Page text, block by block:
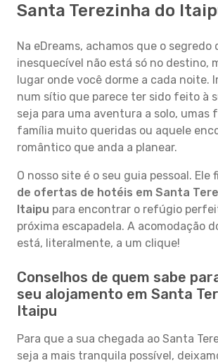
Santa Terezinha do
Na eDreams, achamos que o segredo
inesquecível não está só no destino,
lugar onde você dorme a cada noite.
num sítio que parece ter sido feito à
seja para uma aventura a solo, umas
família muito queridas ou aquele
romântico que anda a planear.
O nosso site é o seu guia pessoal. Ele
de ofertas de hotéis em Santa
Itaipu para encontrar o refúgio
próxima escapadela. A acomodação
está, literalmente, a um clique!
Conselhos de quem sabe
seu alojamento em Santa
Itaipu
Para que a sua chegada ao Santa
seja a mais tranquila possível,